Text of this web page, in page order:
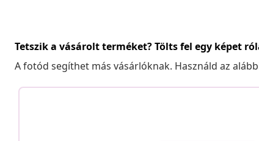
Tetszik a vásárolt terméket? Tölts fel egy képet
A fotód segíthet más vásárlóknak. Használd az